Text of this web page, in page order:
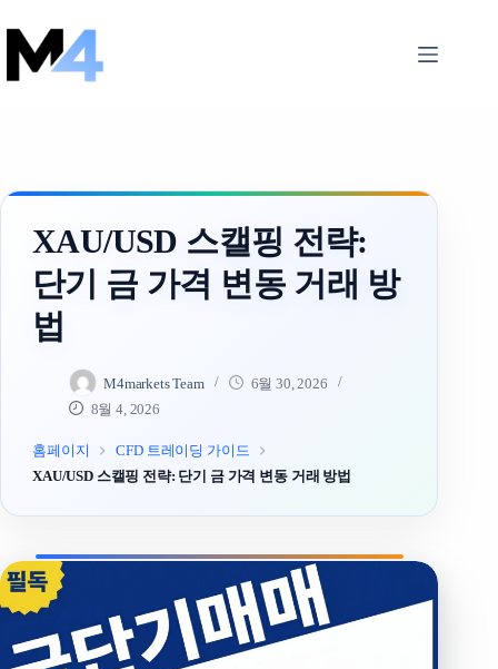
content
XAU/USD 스캘핑 전략:
단기 금 가격 변동 거래 방
법
M4markets Team
6월 30, 2026
8월 4, 2026
홈페이지
CFD 트레이딩 가이드
XAU/USD 스캘핑 전략: 단기 금 가격 변동 거래 방법